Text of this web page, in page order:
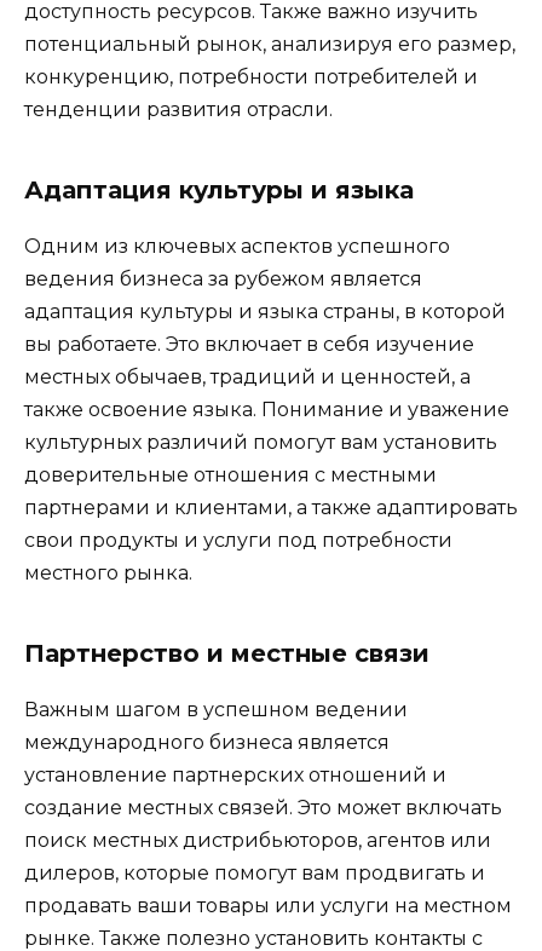
доступность ресурсов. Также важно изучить
потенциальный рынок, анализируя его размер,
конкуренцию, потребности потребителей и
тенденции развития отрасли.
Адаптация культуры и языка
Одним из ключевых аспектов успешного
ведения бизнеса за рубежом является
адаптация культуры и языка страны, в которой
вы работаете. Это включает в себя изучение
местных обычаев, традиций и ценностей, а
также освоение языка. Понимание и уважение
культурных различий помогут вам установить
доверительные отношения с местными
партнерами и клиентами, а также адаптировать
свои продукты и услуги под потребности
местного рынка.
Партнерство и местные связи
Важным шагом в успешном ведении
международного бизнеса является
установление партнерских отношений и
создание местных связей. Это может включать
поиск местных дистрибьюторов, агентов или
дилеров, которые помогут вам продвигать и
продавать ваши товары или услуги на местном
рынке. Также полезно установить контакты с